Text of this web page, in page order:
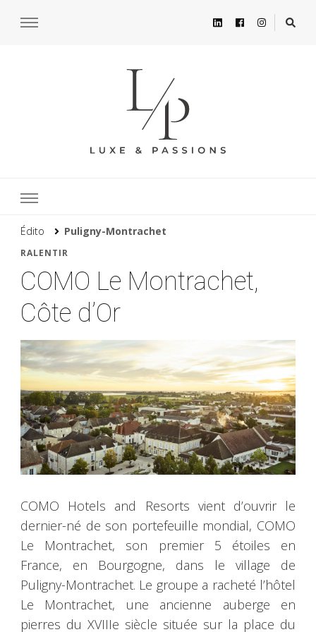
Édito Puligny-Montrachet
RALENTIR
COMO Le Montrachet,
Côte d’Or
COMO Hotels and Resorts vient d’ouvrir le
dernier-né de son portefeuille mondial, COMO
Le Montrachet, son premier 5 étoiles en
France, en Bourgogne, dans le village de
Puligny-Montrachet. Le groupe a racheté l’hôtel
Le Montrachet, une ancienne auberge en
pierres du XVIIIe siècle située sur la place du